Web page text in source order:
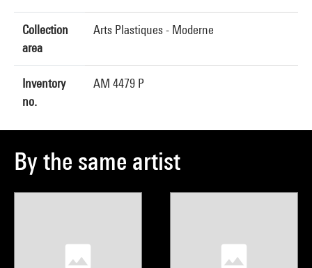
Collection
area
Arts Plastiques - Moderne
Inventory
no.
AM 4479 P
By the same artist